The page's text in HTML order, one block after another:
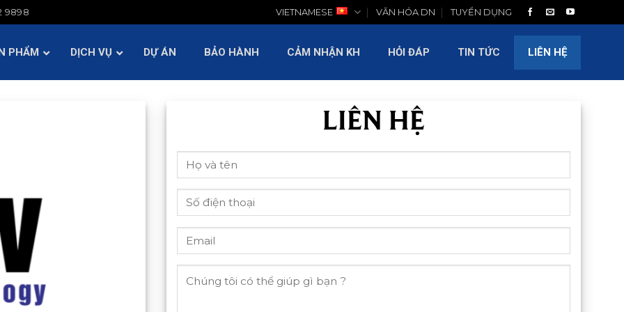
9898 VIETNAMESE VĂN HÓA DN TUYỂN DỤNG
PHẨM DỊCH VỤ DỰ ÁN BẢO HÀNH CẢM NHẬN KH HỎI ĐÁP TIN TỨC LIÊN HỆ
LIÊN HỆ
BẢO HÀNH TIN TỨC LIÊN HỆ